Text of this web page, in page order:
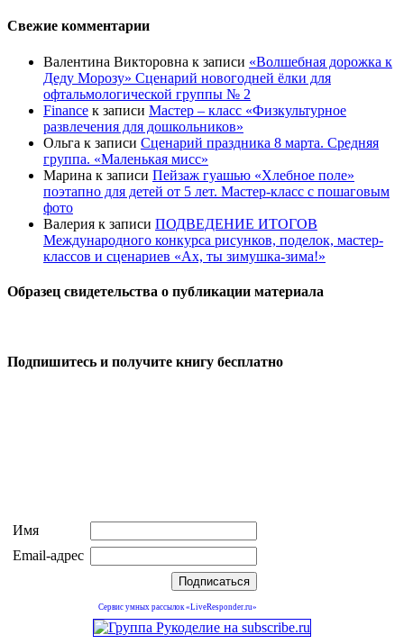
Свежие комментарии
Валентина Викторовна к записи «Волшебная дорожка к
Деду Морозу» Сценарий новогодней ёлки для
офтальмологической группы № 2
Finance к записи Мастер – класс «Физкультурное
развлечения для дошкольников»
Ольга к записи Сценарий праздника 8 марта. Средняя
группа. «Маленькая мисс»
Марина к записи Пейзаж гуашью «Хлебное поле»
поэтапно для детей от 5 лет. Мастер-класс с пошаговым
фото
Валерия к записи ПОДВЕДЕНИЕ ИТОГОВ
Международного конкурса рисунков, поделок, мастер-
классов и сценариев «Ах, ты зимушка-зима!»
Образец свидетельства о публикации материала
Подпишитесь и получите книгу бесплатно
Имя
Email-адрес
Сервис умных рассылок «LiveResponder.ru»